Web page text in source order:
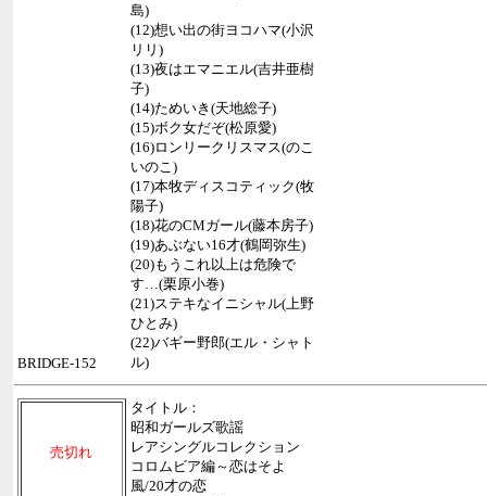
島)
(12)想い出の街ヨコハマ(小沢
リリ)
(13)夜はエマニエル(吉井亜樹
子)
(14)ためいき(天地総子)
(15)ボク女だぞ(松原愛)
(16)ロンリークリスマス(のこ
いのこ)
(17)本牧ディスコティック(牧
陽子)
(18)花のCMガール(藤本房子)
(19)あぶない16才(鶴岡弥生)
(20)もうこれ以上は危険で
す…(栗原小巻)
(21)ステキなイニシャル(上野
ひとみ)
(22)バギー野郎(エル・シャト
ル)
BRIDGE-152
売切れ
タイトル：
昭和ガールズ歌謡
レアシングルコレクション
コロムビア編～恋はそよ
風/20才の恋